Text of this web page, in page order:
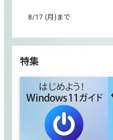
8/17 (月)まで
特集